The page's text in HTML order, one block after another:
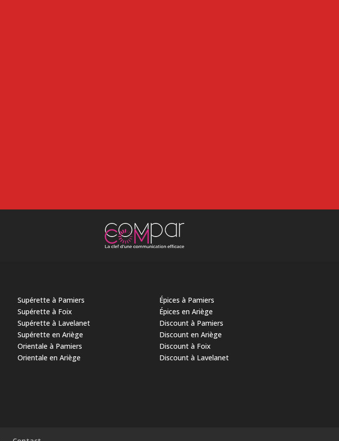
Supérette à Pamiers
Supérette à Foix
Supérette à Lavelanet
Supérette en Ariège
Orientale à Pamiers
Orientale en Ariège
Épices à Pamiers
Épices en Ariège
Discount à Pamiers
Discount en Ariège
Discount à Foix
Discount à Lavelanet